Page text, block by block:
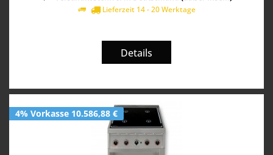
Lieferzeit 14 - 20 Werktage
Details
4% Vorkasse 10.586,88 €